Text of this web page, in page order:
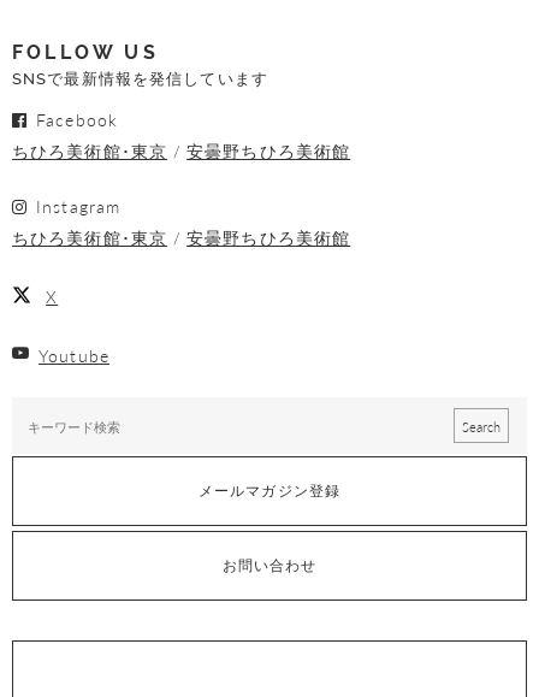
FOLLOW US
SNSで最新情報を発信しています
Facebook
ちひろ美術館･東京
安曇野ちひろ美術館
Instagram
ちひろ美術館･東京
安曇野ちひろ美術館
X
Youtube
メールマガジン登録
お問い合わせ